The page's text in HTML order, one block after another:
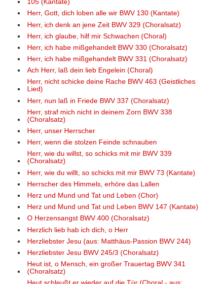
105 (Kantate)
Herr, Gott, dich loben alle wir BWV 130 (Kantate)
Herr, ich denk an jene Zeit BWV 329 (Choralsatz)
Herr, ich glaube, hilf mir Schwachen (Choral)
Herr, ich habe mißgehandelt BWV 330 (Choralsatz)
Herr, ich habe mißgehandelt BWV 331 (Choralsatz)
Ach Herr, laß dein lieb Engelein (Choral)
Herr, nicht schicke deine Rache BWV 463 (Geistliches
Lied)
Herr, nun laß in Friede BWV 337 (Choralsatz)
Herr, straf mich nicht in deinem Zorn BWV 338
(Choralsatz)
Herr, unser Herrscher
Herr, wenn die stolzen Feinde schnauben
Herr, wie du willst, so schicks mit mir BWV 339
(Choralsatz)
Herr, wie du willt, so schicks mit mir BWV 73 (Kantate)
Herrscher des Himmels, erhöre das Lallen
Herz und Mund und Tat und Leben (Chor)
Herz und Mund und Tat und Leben BWV 147 (Kantate)
O Herzensangst BWV 400 (Choralsatz)
Herzlich lieb hab ich dich, o Herr
Herzliebster Jesu (aus: Matthäus-Passion BWV 244)
Herzliebster Jesu BWV 245/3 (Choralsatz)
Heut ist, o Mensch, ein großer Trauertag BWV 341
(Choralsatz)